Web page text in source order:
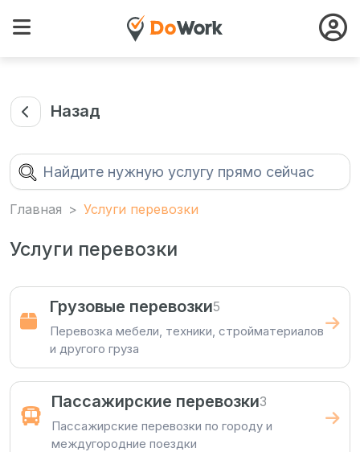
Назад
Главная Услуги перевозки
Услуги перевозки
Грузовые перевозки5
Перевозка мебели, техники, стройматериалов
и другого груза
Пассажирские перевозки3
Пассажирские перевозки по городу и
междугородние поездки